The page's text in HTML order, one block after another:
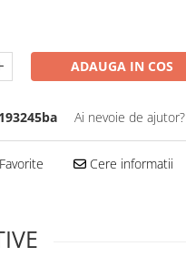
ADAUGA IN COS
193245ba Ai nevoie de ajutor?
Cere informatii